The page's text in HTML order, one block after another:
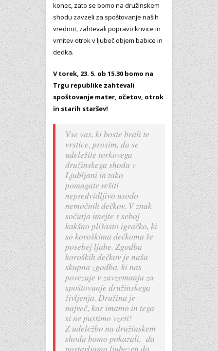
konec, zato se bomo na družinskem
shodu zavzeli za spoštovanje naših
vrednot, zahtevali popravo krivice in
vrnitev otrok v ljubeč objem babice in
dedka.
V torek, 23. 5. ob 15.30 bomo na
Trgu republike zahtevali
spoštovanje mater, očetov, otrok
in starih staršev!
Vse vas, ki boste brali te
vrstice, prosim, da se
udeležite torkovega
družinskega shoda v
Ljubljani in tako
pomagate rešiti
nepredvidljivo usodo
nemočnih dečkov. V znak
sočutja imejte s seboj
kakšno plišasto igračko, ki
so koroškima dečkoma še
posebej ljube. Zgodba
koroških dečkov je naša
skupna zgodba, ki nas
povezuje v zavzemanju za
spoštovanje družinskega
življenja. Družina je
največ, kar imamo in tega
si ne pustimo vzeti!
Z udeležbo na družinskem
shodu bomo pokazali, da
postavljamo ljubezen do